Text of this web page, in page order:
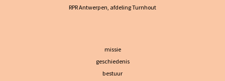
RPR Antwerpen, afdeling Turnhout
missie
geschiedenis
bestuur